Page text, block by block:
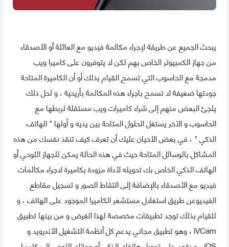
يبحث الجميع عن طريقة لإجراء مكالمة فيديو مع العائلة أو الأصدقاء
من جهاز الكمبيوتر الخاص بهم لكن لا يتوفرون على كاميرا ويب
مدمجة مع الحاسوب التي تسمح القيام بذلك أو أن الكاميرة المتاحة
جودتها ضعيفة لا تسمح باجراء هذه المكالمة بأريحية ، و لحل ذلك
يلجئ البعض منهم إلى شراء كاميرات ويب مستقلة لربطها مع
الحاسوب و الآخر يستغل الحلول المتاحة بين يديه و أولها " الهاتف
الذكي " ، في بعض الأحيان عليك أن تعرف كيف تنقذ نفسك من هذه
المشاكل بالوسائل المتاحة حيث في هذه الحالة يمكن للجهاز اللوحي أو
الهاتف الذكي الخاص بك تحويله لأداة مزودة بكاميرة لاجراء مكالمات
فيديو مع الأصدقاء بالإضافة إلى التقاط الصور و تسجيل مقاطع
الفيديوعن طريق استغلال مستشعر الكاميرا الموجود على الهاتف ، و
للقيام بذلك توجد تطبيقات مخصصة لهذا الغرض و من بينها تطبيق
iVCam ، وهو تطبيق مجاني يدعم كل أنظمة التشغيل الأندرويد و